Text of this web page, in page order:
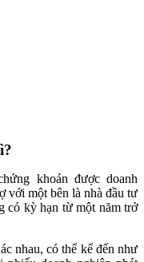
khoán được doanh
với một bên là nhà đầu tư
có kỳ hạn từ một năm trở
nhau, có thể kể đến như